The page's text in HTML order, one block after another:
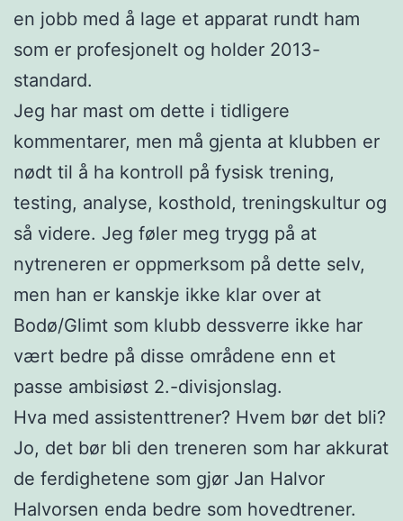
en jobb med å lage et apparat rundt ham
som er profesjonelt og holder 2013-
standard.
Jeg har mast om dette i tidligere
kommentarer, men må gjenta at klubben er
nødt til å ha kontroll på fysisk trening,
testing, analyse, kosthold, treningskultur og
så videre. Jeg føler meg trygg på at
nytreneren er oppmerksom på dette selv,
men han er kanskje ikke klar over at
Bodø/Glimt som klubb dessverre ikke har
vært bedre på disse områdene enn et
passe ambisiøst 2.-divisjonslag.
Hva med assistenttrener? Hvem bør det bli?
Jo, det bør bli den treneren som har akkurat
de ferdighetene som gjør Jan Halvor
Halvorsen enda bedre som hovedtrener.